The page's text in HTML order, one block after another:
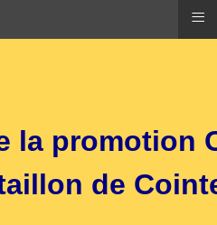
≡
la promotion
de